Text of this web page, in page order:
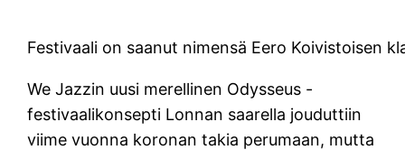
Festivaali on saanut nimensä Eero Koivistoisen
We Jazzin uusi merellinen Odysseus -
festivaalikonsepti Lonnan saarella jouduttiin
viime vuonna koronan takia perumaan, mutta